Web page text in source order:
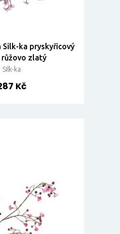
Silk-ka pryskyřicový
růžovo zlatý
Silk-ka
Kč